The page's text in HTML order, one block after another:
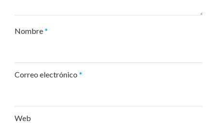
Nombre*
Correo electrónico *
Web